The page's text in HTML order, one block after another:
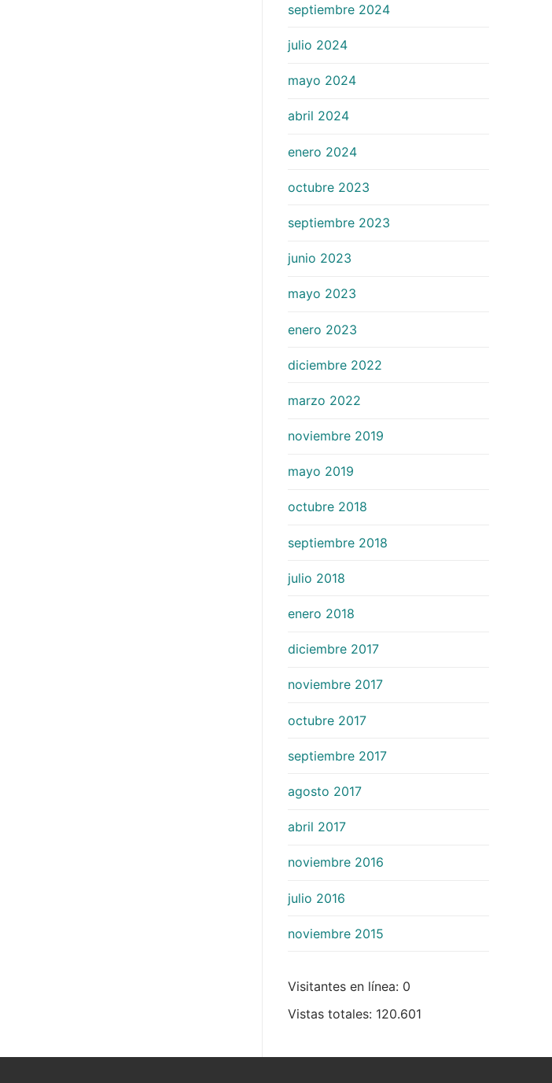
septiembre 2024
julio 2024
mayo 2024
abril 2024
enero 2024
octubre 2023
septiembre 2023
junio 2023
mayo 2023
enero 2023
diciembre 2022
marzo 2022
noviembre 2019
mayo 2019
octubre 2018
septiembre 2018
julio 2018
enero 2018
diciembre 2017
noviembre 2017
octubre 2017
septiembre 2017
agosto 2017
abril 2017
noviembre 2016
julio 2016
noviembre 2015
Visitantes en línea: 0
Vistas totales: 120.601